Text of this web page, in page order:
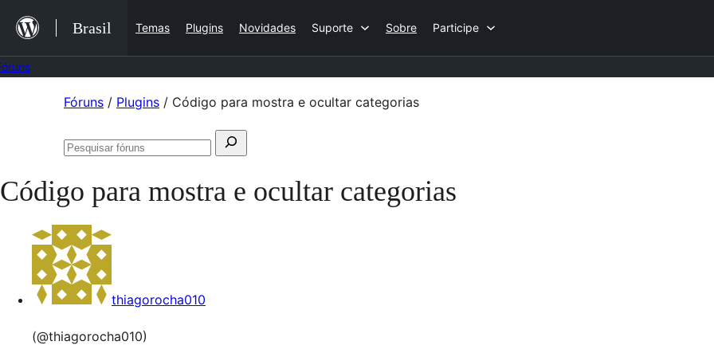
para
o
Brasil Temas Plugins Novidades Suporte Sobre Participe
Fóruns / Plugins / Código para mostra e ocultar categorias
Pesquisar
Pesquisar
Código para mostra e ocultar categorias
thiagorocha010
(@thiagorocha010)